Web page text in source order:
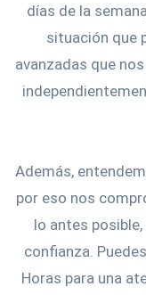
días de la
situación que
avanzadas que
Además,
por eso nos
lo antes
confianza.
Horas para una